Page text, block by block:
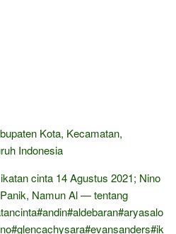
Kota, Kecamatan,
Indonesia
cinta 14 Agustus 2021; Nino
Namun Al — tentang